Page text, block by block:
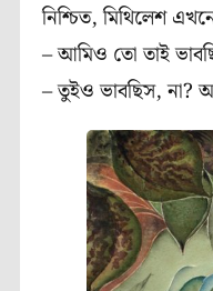
নিশ্চিত, মিথিলেশ
– আমিও তো তাই
– তুইও ভাবছিস, না?